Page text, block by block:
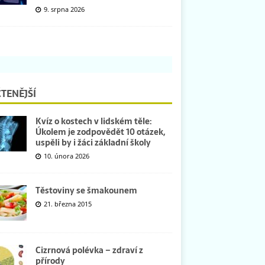
9. srpna 2026
Kvíz o kostech v lidském těle:
Úkolem je zodpovědět 10 otázek,
uspěli by i žáci základní školy
10. února 2026
Těstoviny se šmakounem
21. března 2015
Cizrnová polévka – zdraví z
přírody